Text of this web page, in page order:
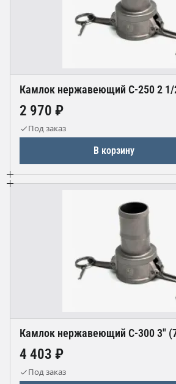
Камлок нержавеющий С-250 2
2 970 ₽
Под заказ
В корзину
Камлок нержавеющий С-300 3"
4 403 ₽
Под заказ